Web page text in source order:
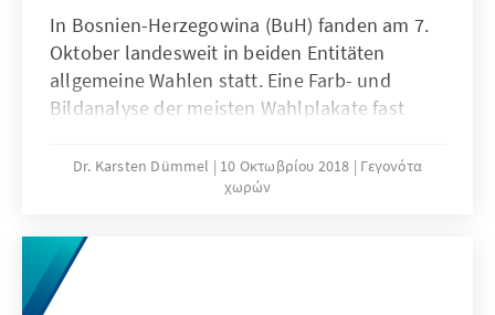
In Bosnien-Herzegowina (BuH) fanden am 7.
Oktober landesweit in beiden Entitäten
allgemeine Wahlen statt. Eine Farb- und
Bildanalyse der meisten Wahlplakate fast
Blick auf die Wirkungsästhetik des Gezeigten
bereits ausreichend Hinweise geben können,
die Demokratie der größte Wahlverlierer. Fast
die Hälfte der wahlberechtigten Bürger in BuH
ging nicht wählen, weil sie an Veränderung
Dr. Karsten Dümmel 10 Οκτωβρίου 2018
Γεγονότα
χωρών